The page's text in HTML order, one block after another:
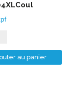
au panier